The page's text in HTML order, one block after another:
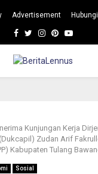
Advertisement
Facebook
TwitterInstagram
Pinterest
Kunjungan Kerja
Zudan Arif
Kabupaten Tulang
Sosial